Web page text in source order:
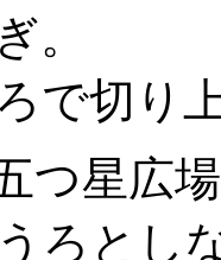
。
で切り
つ星広
ろとし